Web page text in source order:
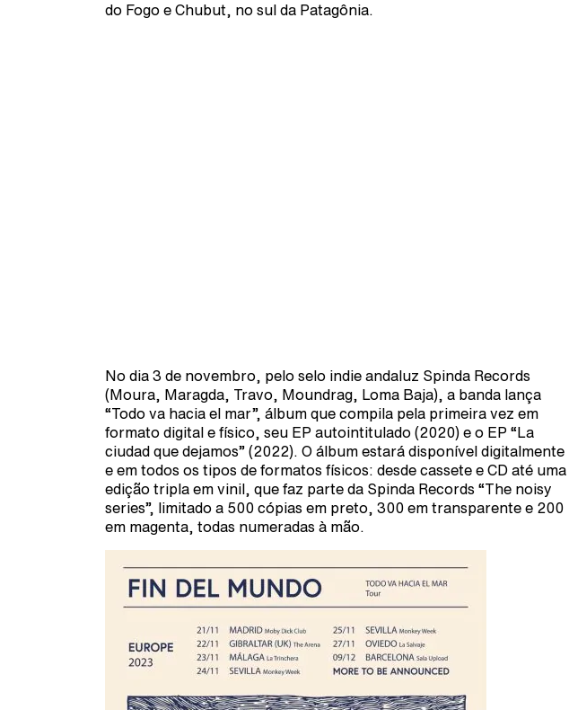
do Fogo e Chubut, no sul da Patagônia.
No dia 3 de novembro, pelo selo indie andaluz Spinda Records
(Moura, Maragda, Travo, Moundrag, Loma Baja), a banda lança
“Todo va hacia el mar”, álbum que compila pela primeira vez em
formato digital e físico, seu EP autointitulado (2020) e o EP “La
ciudad que dejamos” (2022). O álbum estará disponível digitalmente
e em todos os tipos de formatos físicos: desde cassete e CD até uma
edição tripla em vinil, que faz parte da Spinda Records “The noisy
series”, limitado a 500 cópias em preto, 300 em transparente e 200
em magenta, todas numeradas à mão.